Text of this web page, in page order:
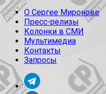
О Сергее Миронове
Пресс-релизы
Колонки в СМИ
Мультимедиа
Контакты
Запросы